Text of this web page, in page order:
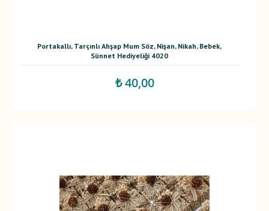
Portakallı, Tarçınlı Ahşap Mum Söz, Nişan, Nikah, Bebek,
Sünnet Hediyeliği 4020
₺ 40,00